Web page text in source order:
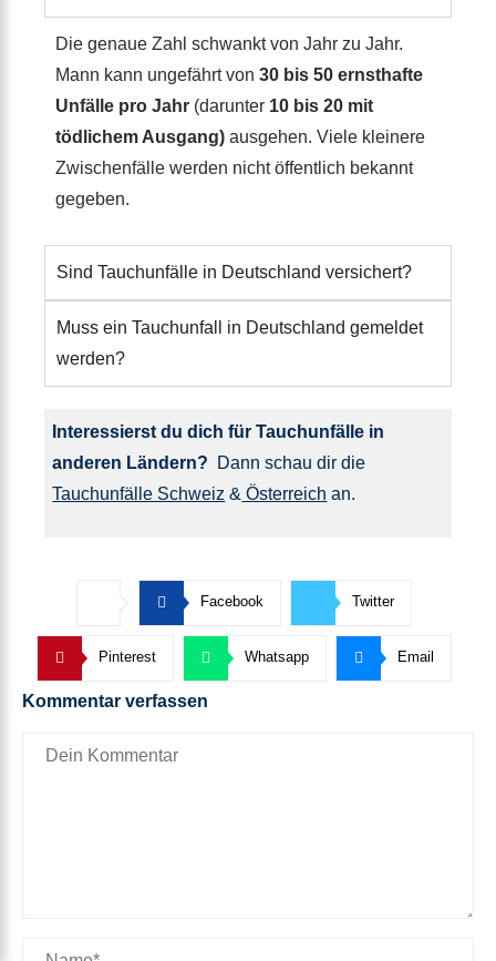
Die genaue Zahl schwankt von Jahr zu Jahr.
Mann kann ungefährt von 30 bis 50 ernsthafte
Unfälle pro Jahr (darunter 10 bis 20 mit
tödlichem Ausgang) ausgehen. Viele kleinere
Zwischenfälle werden nicht öffentlich bekannt
gegeben.
Sind Tauchunfälle in Deutschland versichert?
Muss ein Tauchunfall in Deutschland gemeldet
werden?
Interessierst du dich für Tauchunfälle in
anderen Ländern?
Dann schau dir die
Tauchunfälle Schweiz & Österreich an.
Facebook Twitter
Pinterest Whatsapp Email
Kommentar verfassen